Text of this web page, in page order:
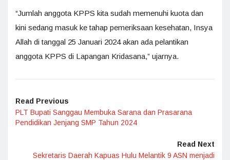
“Jumlah anggota KPPS kita sudah memenuhi kuota dan
kini sedang masuk ke tahap pemeriksaan kesehatan, Insya
Allah di tanggal 25 Januari 2024 akan ada pelantikan
anggota KPPS di Lapangan Kridasana,” ujarnya.
Read Previous
PLT Bupati Sanggau Membuka Sarana dan Prasarana
Pendidikan Jenjang SMP Tahun 2024
Read Next
Sekretaris Daerah Kapuas Hulu Melantik 9 ASN menjadi